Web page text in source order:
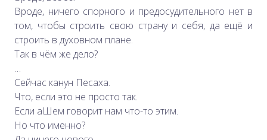
Вроде, ничего спорного и предосудительного нет в
том, чтобы строить свою страну и себя, да ещё и
строить в духовном плане.
Так в чём же дело?
…
Сейчас канун Песаха.
Что, если это не просто так.
Если аШем говорит нам что-то этим.
Но что именно?